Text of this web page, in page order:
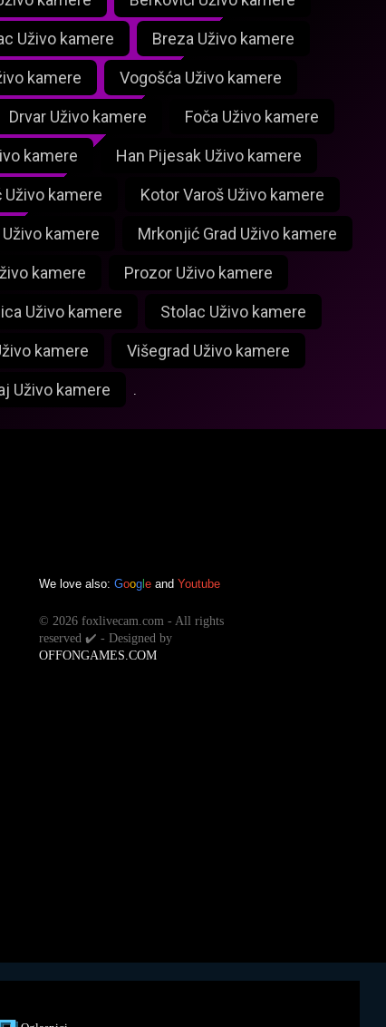
Uživo kamere Breza Uživo kamere
kamere Vogošća Uživo kamere
Drvar Uživo kamere Foča Uživo kamere
kamere Han Pijesak Uživo kamere
Uživo kamere Kotor Varoš Uživo kamere
kamere Mrkonjić Grad Uživo kamere
kamere Prozor Uživo kamere
Uživo kamere Stolac Uživo kamere
kamere Višegrad Uživo kamere
Uživo kamere .
We love also: Googl eand Youtube
© 2026 foxlivecam.com - All rights
reserved ✔️ - Designed by
OFFONGAMES.COM